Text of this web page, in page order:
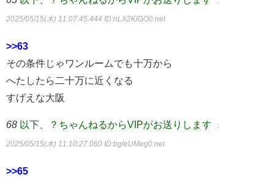
2025/05/15(木) 11:07:45.444 ID:nLX2KlGO0.net
>>63
その条件じゃワンルームでも十万から
へたしたら二十万に近くなる
すげえな大阪
68 以下、？ちゃんねるからVIPがお送りします ：
2025/05/15(木) 11:10:27.060 ID:bgleUMeg0.net
>>65